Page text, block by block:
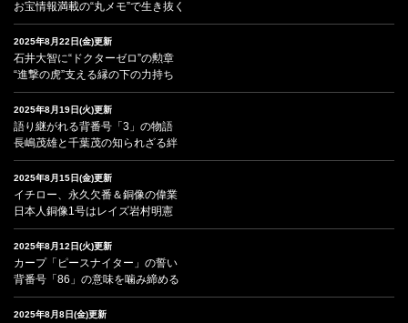
お宝情報満載の“丸メモ”で生き抜く
2025年8月22日(金)更新
石井大智に“ドクターゼロ”の勲章
“進撃の虎”支える縁の下の力持ち
2025年8月19日(火)更新
語り継がれる背番号「3」の物語
長嶋茂雄と千葉茂の知られざる絆
2025年8月15日(金)更新
イチロー、永久欠番＆銅像の偉業
日本人銅像1号はレイズ岩村明憲
2025年8月12日(火)更新
カープ「ピースナイター」の誓い
背番号「86」の意味を噛み締める
2025年8月8日(金)更新